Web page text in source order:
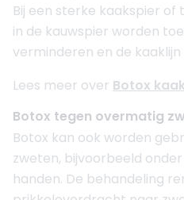
Bij een sterke kaakspier
in de kauwspier worden
verminderen en de
Lees meer over Botox
Botox tegen overmatig
Botox kan ook worden
zweten, bijvoorbeeld
handen. De behandeling